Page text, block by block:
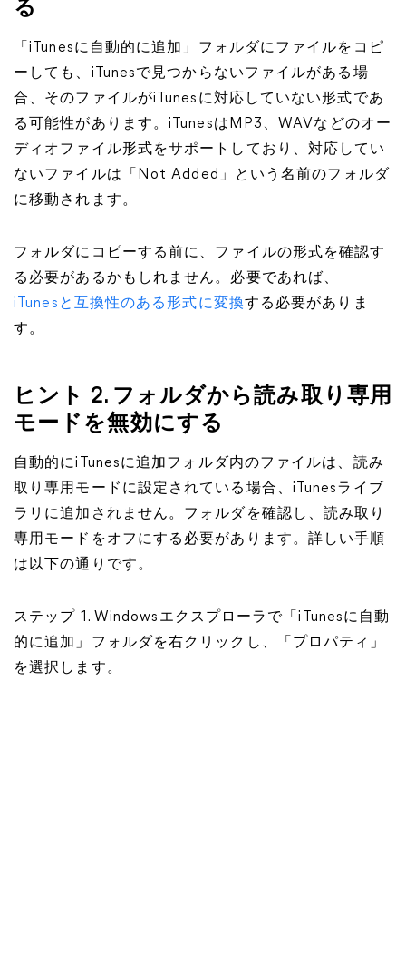
る
「iTunesに自動的に追加」フォルダにファイルをコピ
ーしても、iTunesで見つからないファイルがある場
合、そのファイルがiTunesに対応していない形式であ
る可能性があります。iTunesはMP3、WAVなどのオー
ディオファイル形式をサポートしており、対応してい
ないファイルは「Not Added」という名前のフォルダ
に移動されます。
フォルダにコピーする前に、ファイルの形式を確認す
る必要があるかもしれません。必要であれば、
iTunesと互換性のある形式に変換する必要がありま
す。
ヒント 2. フォルダから読み取り専用
モードを無効にする
自動的にiTunesに追加フォルダ内のファイルは、読み
取り専用モードに設定されている場合、iTunesライブ
ラリに追加されません。フォルダを確認し、読み取り
専用モードをオフにする必要があります。詳しい手順
は以下の通りです。
ステップ 1. Windowsエクスプローラで「iTunesに自動
的に追加」フォルダを右クリックし、「プロパティ」
を選択します。